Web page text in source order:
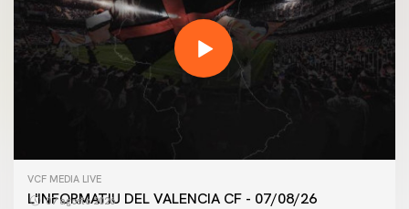
VCF MEDIA LIVE
L'INFORMATIU DEL VALENCIA CF - 07/08/26
07 agosto 2026